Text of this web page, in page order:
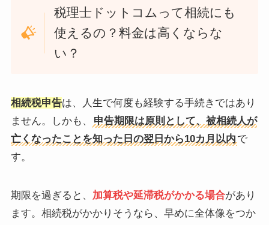
税理士ドットコムって相続にも
使えるの？料金は高くならな
い？
相続税申告は、人生で何度も経験する手続きではあり
ません。しかも、
申告期限は原則として、被相続人が
亡くなったことを知った日の翌日から10カ月以内 で
す。
期限を過ぎると、 加算税や延滞税がかかる場合があり
ます。相続税がかかりそうなら、早めに全体像をつか